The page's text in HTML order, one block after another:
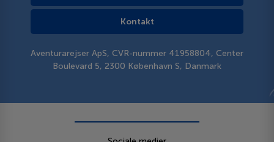
Kontakt
Aventurarejser ApS, CVR-nummer 41958804, Center
Boulevard 5, 2300 København S, Danmark